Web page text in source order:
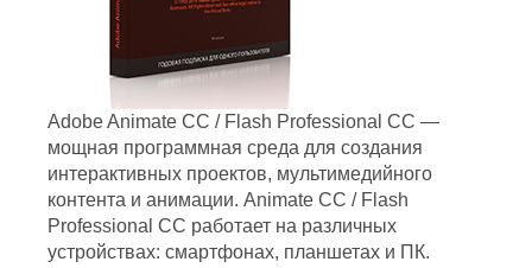
Adobe Animate CC / Flash Professional CC —
мощная программная среда для создания
интерактивных проектов, мультимедийного
контента и анимации. Animate CC / Flash
Professional CC работает на различных
устройствах: смартфонах, планшетах и ПК.